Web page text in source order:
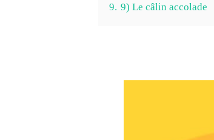
9. 9) Le câlin accolade